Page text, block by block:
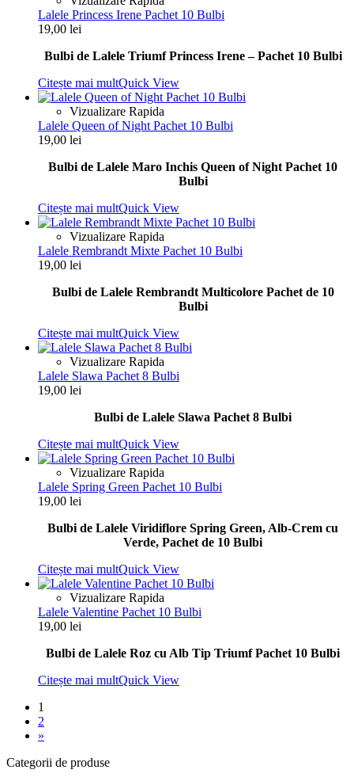
Lalele Princess Irene Pachet 10 Bulbi
19,00 lei
Bulbi de Lalele Triumf Princess Irene – Pachet 10 Bulbi
Citește mai multQuick View
Vizualizare Rapida
Lalele Queen of Night Pachet 10 Bulbi
19,00 lei
Bulbi de Lalele Maro Inchis Queen of Night Pachet 10
Bulbi
Citește mai multQuick View
Vizualizare Rapida
Lalele Rembrandt Mixte Pachet 10 Bulbi
19,00 lei
Bulbi de Lalele Rembrandt Multicolore Pachet de 10
Bulbi
Citește mai multQuick View
Vizualizare Rapida
Lalele Slawa Pachet 8 Bulbi
19,00 lei
Bulbi de Lalele Slawa Pachet 8 Bulbi
Citește mai multQuick View
Vizualizare Rapida
Lalele Spring Green Pachet 10 Bulbi
19,00 lei
Bulbi de Lalele Viridiflore Spring Green, Alb-Crem cu
Verde, Pachet de 10 Bulbi
Citește mai multQuick View
Vizualizare Rapida
Lalele Valentine Pachet 10 Bulbi
19,00 lei
Bulbi de Lalele Roz cu Alb Tip Triumf Pachet 10 Bulbi
Citește mai multQuick View
1
2
»
Categorii de produse